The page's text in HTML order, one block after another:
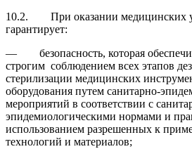
10.2. При оказании медицинских
гарантирует:
— безопасность, которая
строгим соблюдением всех этапов
стерилизации медицинских
оборудования путем санитарно-
мероприятий в соответствии с
эпидемиологическими нормами и
использованием разрешенных к
технологий и материалов;